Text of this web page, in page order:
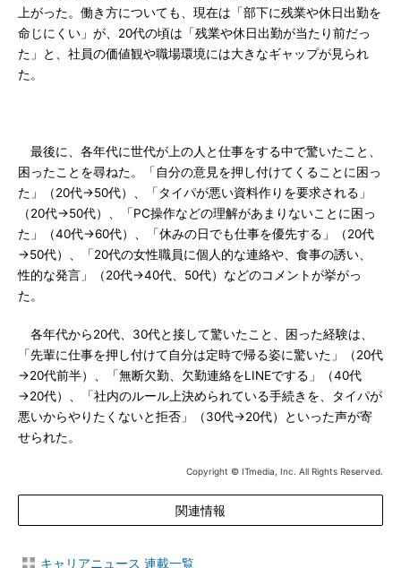
上がった。働き方についても、現在は「部下に残業や休日出勤を
命じにくい」が、20代の頃は「残業や休日出勤が当たり前だっ
た」と、社員の価値観や職場環境には大きなギャップが見られ
た。
最後に、各年代に世代が上の人と仕事をする中で驚いたこと、
困ったことを尋ねた。「自分の意見を押し付けてくることに困っ
た」（20代→50代）、「タイパが悪い資料作りを要求される」
（20代→50代）、「PC操作などの理解があまりないことに困っ
た」（40代→60代）、「休みの日でも仕事を優先する」（20代
→50代）、「20代の女性職員に個人的な連絡や、食事の誘い、
性的な発言」（20代→40代、50代）などのコメントが挙がっ
た。
各年代から20代、30代と接して驚いたこと、困った経験は、
「先輩に仕事を押し付けて自分は定時で帰る姿に驚いた」（20代
→20代前半）、「無断欠勤、欠勤連絡をLINEでする」（40代
→20代）、「社内のルール上決められている手続きを、タイパが
悪いからやりたくないと拒否」（30代→20代）といった声が寄
せられた。
Copyright © ITmedia, Inc. All Rights Reserved.
関連情報
キャリアニュース 連載一覧